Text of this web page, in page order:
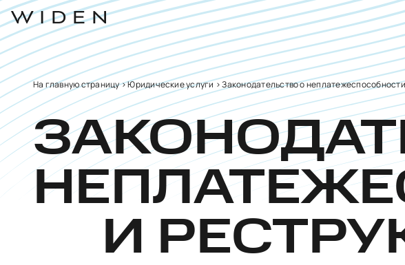
На главную страницу>Юридические услуги>Законодательство о
И